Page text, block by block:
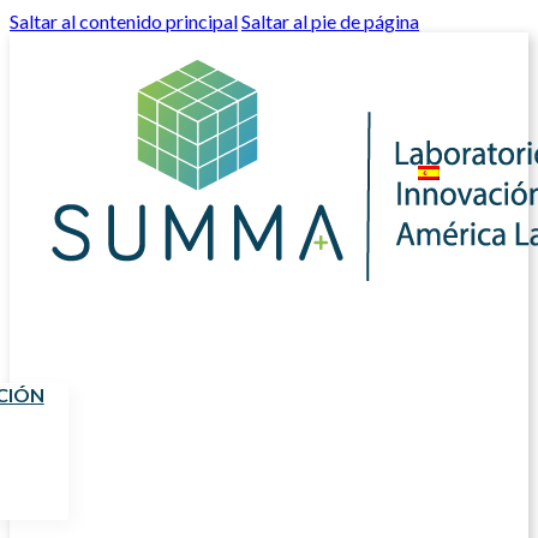
Saltar al contenido principalSaltar al pie de página